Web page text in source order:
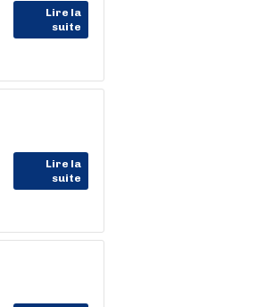
Lire la
suite
Lire la
suite